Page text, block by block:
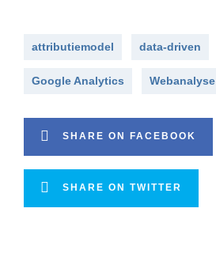
attributiemodel data-driven
Google Analytics Webanalyse
SHARE ON FACEBOOK
SHARE ON TWITTER